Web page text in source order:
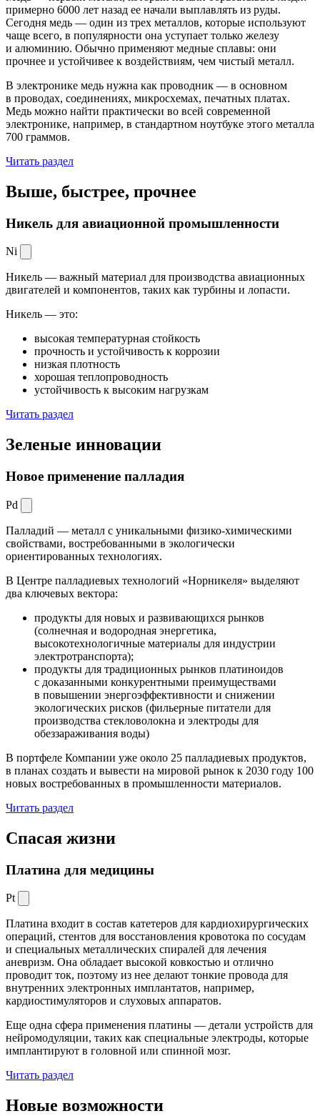
примерно 6000 лет назад ее начали выплавлять из руды.
Сегодня медь — один из трех металлов, которые используют
чаще всего, в популярности она уступает только железу
и алюминию. Обычно применяют медные сплавы: они
прочнее и устойчивее к воздействиям, чем чистый металл.
В электронике медь нужна как проводник — в основном
в проводах, соединениях, микросхемах, печатных платах.
Медь можно найти практически во всей современной
электронике, например, в стандартном ноутбуке этого металла
700 граммов.
Читать раздел
Выше, быстрее, прочнее
Никель для авиационной промышленности
Ni
Никель — важный материал для производства авиационных
двигателей и компонентов, таких как турбины и лопасти.
Никель — это:
высокая температурная стойкость
прочность и устойчивость к коррозии
низкая плотность
хорошая теплопроводность
устойчивость к высоким нагрузкам
Читать раздел
Зеленые инновации
Новое применение палладия
Pd
Палладий — металл с уникальными физико-химическими
свойствами, востребованными в экологически
ориентированных технологиях.
В Центре палладиевых технологий «Норникеля» выделяют
два ключевых вектора:
продукты для новых и развивающихся рынков
(солнечная и водородная энергетика,
высокотехнологичные материалы для индустрии
электротранспорта);
продукты для традиционных рынков платиноидов
с доказанными конкурентными преимуществами
в повышении энергоэффективности и снижении
экологических рисков (фильерные питатели для
производства стекловолокна и электроды для
обеззараживания воды)
В портфеле Компании уже около 25 палладиевых продуктов,
в планах создать и вывести на мировой рынок к 2030 году 100
новых востребованных в промышленности материалов.
Читать раздел
Спасая жизни
Платина для медицины
Pt
Платина входит в состав катетеров для кардиохирургических
операций, стентов для восстановления кровотока по сосудам
и специальных металлических спиралей для лечения
аневризм. Она обладает высокой ковкостью и отлично
проводит ток, поэтому из нее делают тонкие провода для
внутренних электронных имплантатов, например,
кардиостимуляторов и слуховых аппаратов.
Еще одна сфера применения платины — детали устройств для
нейромодуляции, таких как специальные электроды, которые
имплантируют в головной или спинной мозг.
Читать раздел
Новые возможности